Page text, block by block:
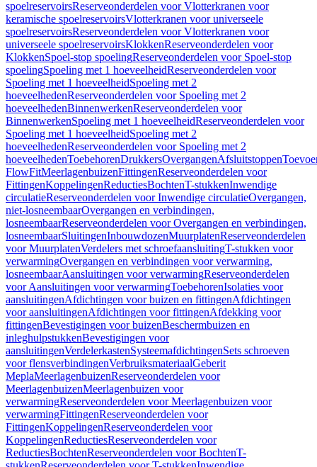
spoelreservoirsReserveonderdelen voor Vlotterkranen voor
keramische spoelreservoirsVlotterkranen voor universeele
spoelreservoirsReserveonderdelen voor Vlotterkranen voor
universeele spoelreservoirsKlokkenReserveonderdelen voor
KlokkenSpoel-stop spoelingReserveonderdelen voor Spoel-stop
spoelingSpoeling met 1 hoeveelheidReserveonderdelen voor
Spoeling met 1 hoeveelheidSpoeling met 2
hoeveelhedenReserveonderdelen voor Spoeling met 2
hoeveelhedenBinnenwerkenReserveonderdelen voor
BinnenwerkenSpoeling met 1 hoeveelheidReserveonderdelen voor
Spoeling met 1 hoeveelheidSpoeling met 2
hoeveelhedenReserveonderdelen voor Spoeling met 2
hoeveelhedenToebehorenDrukkersOvergangenAfsluitstoppen
FlowFitMeerlagenbuizenFittingenReserveonderdelen voor
FittingenKoppelingenReductiesBochtenT-stukkenInwendige
circulatieReserveonderdelen voor Inwendige circulatieOvergangen,
niet-losneembaarOvergangen en verbindingen,
losneembaarReserveonderdelen voor Overgangen en verbindingen,
losneembaarSluitingenInbouwdozenMuurplatenReserveonderdelen
voor MuurplatenVerdelers met schroefaansluitingT-stukken voor
verwarmingOvergangen en verbindingen voor verwarming,
losneembaarAansluitingen voor verwarmingReserveonderdelen
voor Aansluitingen voor verwarmingToebehorenIsolaties voor
aansluitingenAfdichtingen voor buizen en fittingenAfdichtingen
voor aansluitingenAfdichtingen voor fittingenAfdekking voor
fittingenBevestigingen voor buizenBeschermbuizen en
inleghulpstukkenBevestigingen voor
aansluitingenVerdelerkastenSysteemafdichtingenSets schroeven
voor flensverbindingenVerbruiksmateriaalGeberit
MeplaMeerlagenbuizenReserveonderdelen voor
MeerlagenbuizenMeerlagenbuizen voor
verwarmingReserveonderdelen voor Meerlagenbuizen voor
verwarmingFittingenReserveonderdelen voor
FittingenKoppelingenReserveonderdelen voor
KoppelingenReductiesReserveonderdelen voor
ReductiesBochtenReserveonderdelen voor BochtenT-